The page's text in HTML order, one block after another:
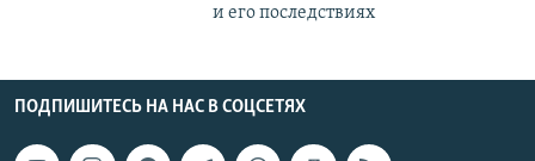
и его последствиях
ПОДПИШИТЕСЬ НА НАС В СОЦСЕТЯХ